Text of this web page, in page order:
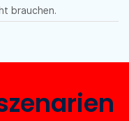
brauchen.